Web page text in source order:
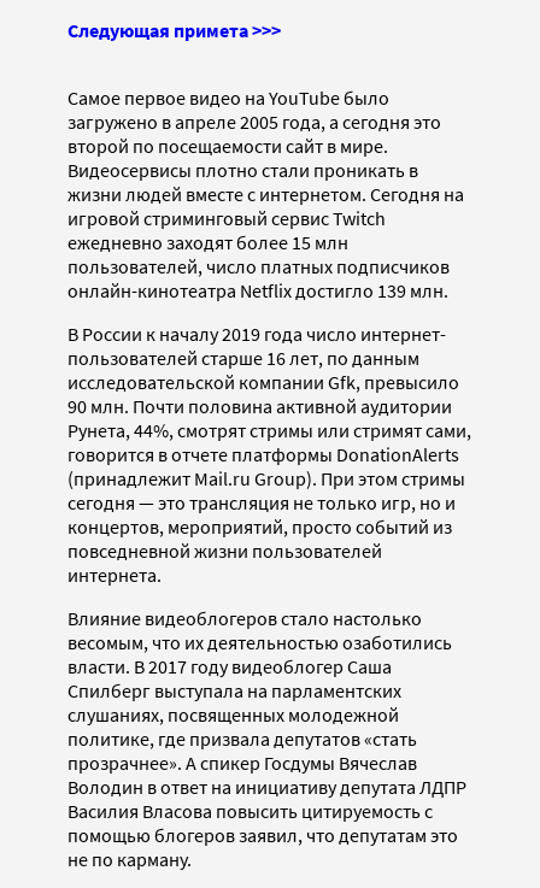
Следующая примета >>>
Самое первое видео на YouTube было
загружено в апреле 2005 года, а сегодня это
второй по посещаемости сайт в мире.
Видеосервисы плотно стали проникать в
жизни людей вместе с интернетом. Сегодня на
игровой стриминговый сервис Twitch
ежедневно заходят более 15 млн
пользователей, число платных подписчиков
онлайн-кинотеатра Netflix достигло 139 млн.
В России к началу 2019 года число интернет-
пользователей старше 16 лет, по данным
исследовательской компании Gfk, превысило
90 млн. Почти половина активной аудитории
Рунета, 44%, смотрят стримы или стримят сами,
говорится в отчете платформы DonationAlerts
(принадлежит Mail.ru Group). При этом стримы
сегодня — это трансляция не только игр, но и
концертов, мероприятий, просто событий из
повседневной жизни пользователей
интернета.
Влияние видеоблогеров стало настолько
весомым, что их деятельностью озаботились
власти. В 2017 году видеоблогер Саша
Спилберг выступала на парламентских
слушаниях, посвященных молодежной
политике, где призвала депутатов «стать
прозрачнее». А спикер Госдумы Вячеслав
Володин в ответ на инициативу депутата ЛДПР
Василия Власова повысить цитируемость с
помощью блогеров заявил, что депутатам это
не по карману.